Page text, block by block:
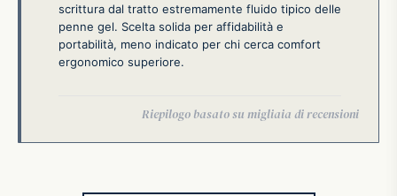
scrittura dal tratto estremamente fluido tipico delle
penne gel. Scelta solida per affidabilità e
portabilità, meno indicato per chi cerca comfort
ergonomico superiore.